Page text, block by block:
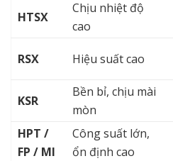
HTSX
Chịu nhiệt độ
cao
RSX Hiệu suất cao
KSR
Bền bỉ, chịu mài
mòn
HPT /
FP / MI
Công suất lớn,
ổn định cao